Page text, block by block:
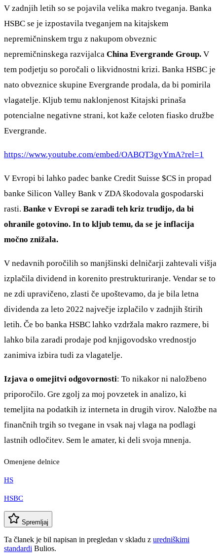
V zadnjih letih so se pojavila velika makro tveganja. Banka
HSBC se je izpostavila tveganjem na kitajskem
nepremičninskem trgu z nakupom obveznic
nepremičninskega razvijalca China Evergrande Group. V
tem podjetju so poročali o likvidnostni krizi. Banka HSBC je
nato obveznice skupine Evergrande prodala, da bi pomirila
vlagatelje. Kljub temu naklonjenost Kitajski prinaša
potencialne negativne strani, kot kaže celoten fiasko družbe
Evergrande.
https://www.youtube.com/embed/OABQT3gyYmA?rel=1
V Evropi bi lahko padec banke Credit Suisse $CS in propad
banke Silicon Valley Bank v ZDA škodovala gospodarski
rasti. Banke v Evropi se zaradi teh kriz trudijo, da bi
ohranile gotovino. In to kljub temu, da se je inflacija
močno znižala.
V nedavnih poročilih so manjšinski delničarji zahtevali višja
izplačila dividend in korenito prestrukturiranje. Vendar se to
ne zdi upravičeno, zlasti če upoštevamo, da je bila letna
dividenda za leto 2022 največje izplačilo v zadnjih štirih
letih. Če bo banka HSBC lahko vzdržala makro razmere, bi
lahko bila zaradi prodaje pod knjigovodsko vrednostjo
zanimiva izbira tudi za vlagatelje.
Izjava o omejitvi odgovornosti: To nikakor ni naložbeno
priporočilo. Gre zgolj za moj povzetek in analizo, ki
temeljita na podatkih iz interneta in drugih virov. Naložbe na
finančnih trgih so tvegane in vsak naj vlaga na podlagi
lastnih odločitev. Sem le amater, ki deli svoja mnenja.
Omenjene delnice
HS
HSBC
Spremljaj
Ta članek je bil napisan in pregledan v skladu z uredniškimi
standardi Bulios.